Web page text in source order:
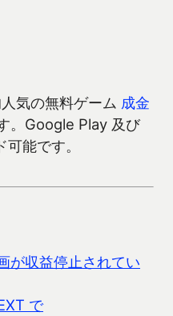
気の無料ゲーム 成金
。Google Play 及び
能です。
が収益停止されてい
で